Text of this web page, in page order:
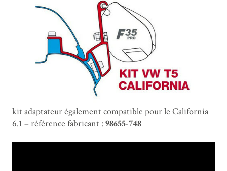
kit adaptateur également compatible pour le California
6.1 – référence fabricant : 98655-748